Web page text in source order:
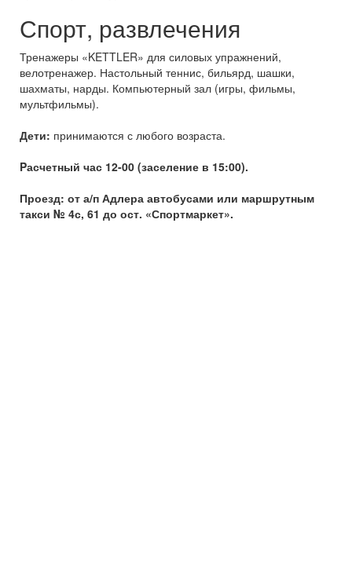
Спорт, развлечения
Тренажеры «KETTLER» для силовых упражнений,
велотренажер. Настольный теннис, бильярд, шашки,
шахматы, нарды. Компьютерный зал (игры, фильмы,
мультфильмы).
Дети: принимаются с любого возраста.
Pасчетный час 12-00 (заселение в 15:00).
Проезд: от а/п Адлера автобусами или маршрутным
такси № 4с, 61 до ост. «Спортмаркет».